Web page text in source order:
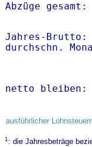
Abzüge
netto
ausführlicher
1: die Jahresbeträge